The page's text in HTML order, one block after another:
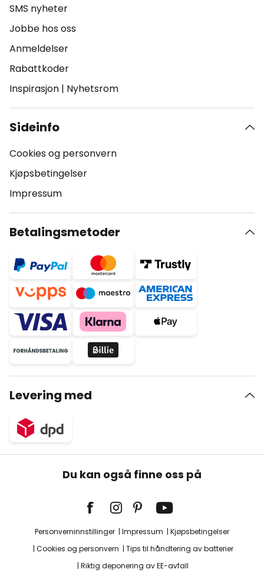
SMS nyheter
Jobbe hos oss
Anmeldelser
Rabattkoder
Inspirasjon | Nyhetsrom
Sideinfo
Cookies og personvern
Kjøpsbetingelser
Impressum
Betalingsmetoder
Levering med
Du kan også finne oss på
Personverninnstillinger Impressum
Kjøpsbetingelser
Cookies og personvern
Tips til håndtering av batterier
Riktig deponering av EE-avfall